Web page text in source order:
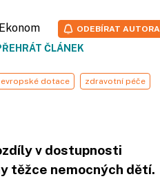
ČLÁNEK
ODEBÍRAT AUTORA
evropské dotace zdravotní péče
v dostupnosti
těžce nemocných dětí.